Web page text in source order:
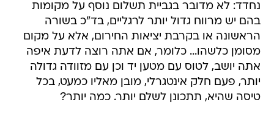
נחדד: לא מדובר בגביית תשלום נוסף על מקומות
בהם יש מרווח גדול יותר לרגליים, בד"כ בשורה
הראשונה או בקרבת יציאות החירום, אלא על מקום
מסומן כלשהו... כלומר, אם אתה רוצה לדעת איפה
אתה יושב, לטוס עם מטען יד וכן עם מזוודה גדולה
יותר, פעם חלק אינטגרלי, מובן מאליו כמעט, בכל
טיסה שהיא, תתכונן לשלם יותר. כמה יותר?